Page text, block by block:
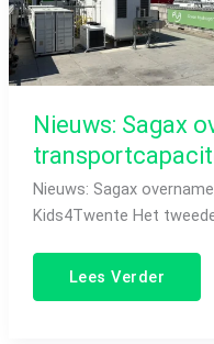
Nieuws: Sagax
Nieuws: Sagax
Kids4Twente Het
Lees Verder